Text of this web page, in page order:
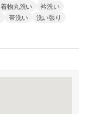
着物丸洗い
衿洗い
帯洗い
洗い張り